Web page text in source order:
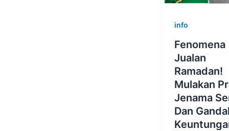
info
Fenomena
Jualan
Ramadan!
Mulakan
Jenama
Dan